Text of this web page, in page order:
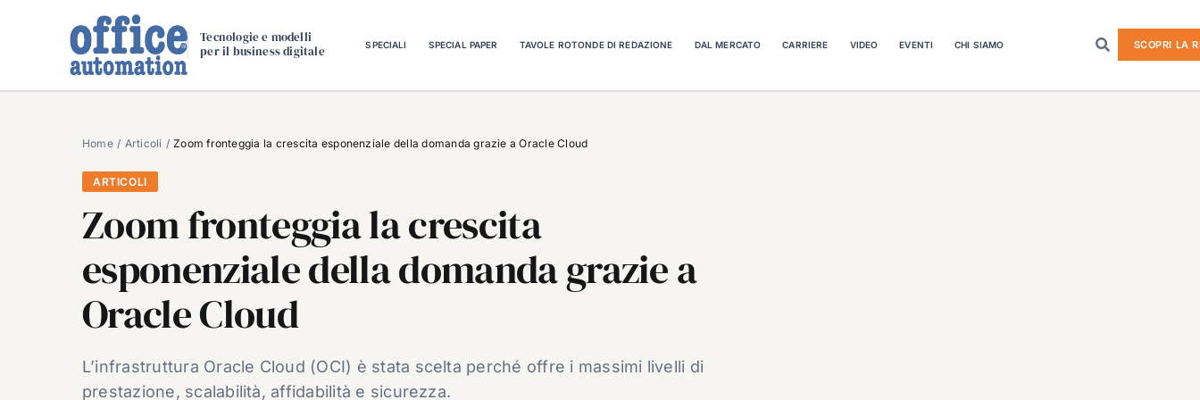
Tecnologie e modelli
per il business digitale
SPECIALI SPECIAL PAPER TAVOLE ROTONDE DI REDAZIONE DAL MERCATO CARRIERE VIDEO EVENTI CHI SIAMO SCOPRI LA
Home Articoli Zoom fronteggia la crescita esponenziale della domanda grazie a Oracle Cloud
ARTICOLI
Zoom fronteggia la crescita
esponenziale della domanda grazie a
Oracle Cloud
L’infrastruttura Oracle Cloud (OCI) è stata scelta perché offre i massimi livelli di
prestazione, scalabilità, affidabilità e sicurezza.